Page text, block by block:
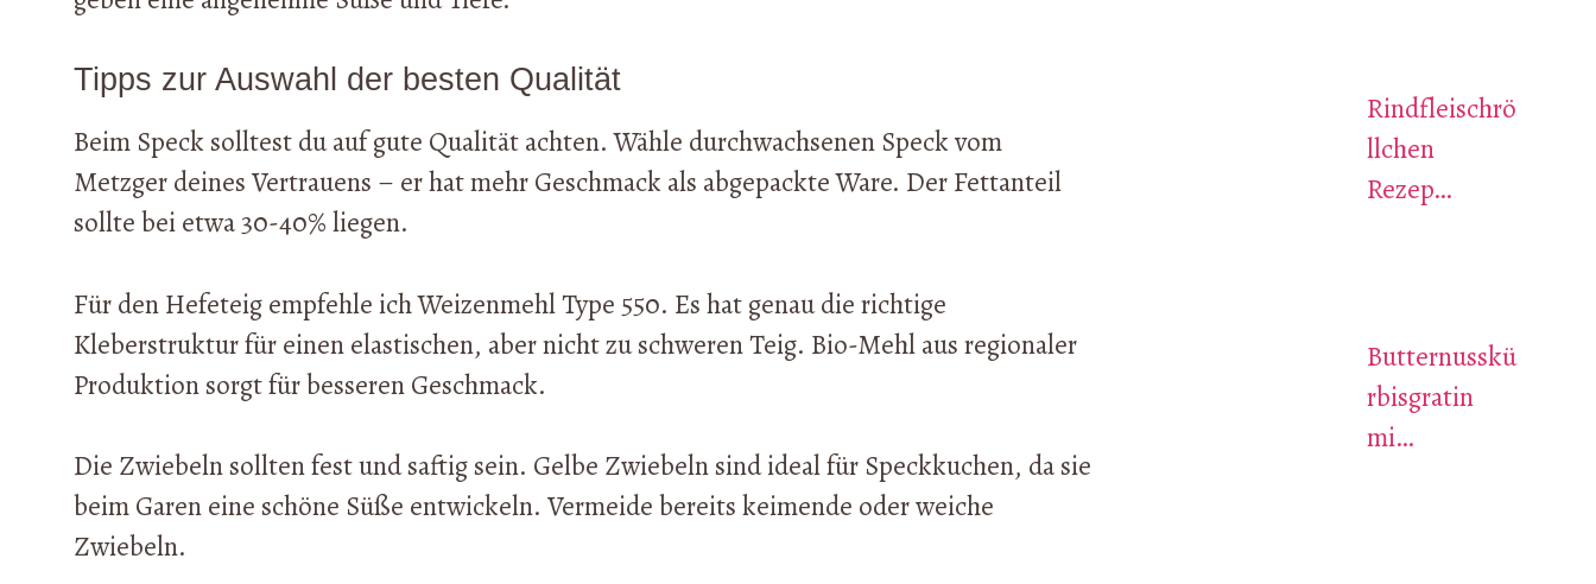
Tipps zur Auswahl der besten Qualität
Beim Speck solltest du auf gute Qualität achten. Wähle durchwachsenen Speck vom
Metzger deines Vertrauens – er hat mehr Geschmack als abgepackte Ware. Der Fettanteil
sollte bei etwa 30-40% liegen.
Für den Hefeteig empfehle ich Weizenmehl Type 550. Es hat genau die richtige
Kleberstruktur für einen elastischen, aber nicht zu schweren Teig. Bio-Mehl aus regionaler
Produktion sorgt für besseren Geschmack.
Die Zwiebeln sollten fest und saftig sein. Gelbe Zwiebeln sind ideal für Speckkuchen, da sie
beim Garen eine schöne Süße entwickeln. Vermeide bereits keimende oder weiche
Zwiebeln.
Rindfleischrö
llchen
Rezep…
Butternusskü
rbisgratin
mi…